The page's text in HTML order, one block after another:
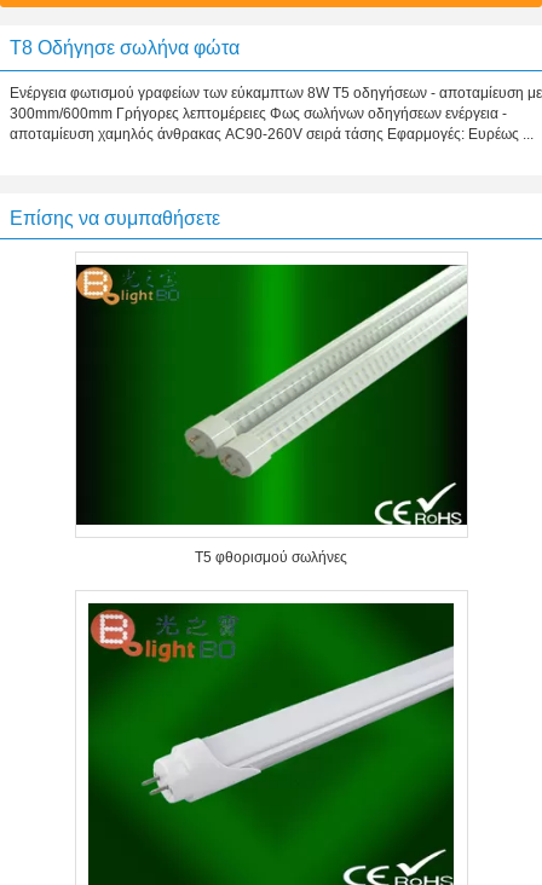
Τ8 Οδήγησε σωλήνα φώτα
Ενέργεια φωτισμού γραφείων των εύκαμπτων 8W T5 οδηγήσεων - αποταμίευση με
300mm/600mm Γρήγορες λεπτομέρειες Φως σωλήνων οδηγήσεων ενέργεια -
αποταμίευση χαμηλός άνθρακας AC90-260V σειρά τάσης Εφαρμογές: Ευρέως ...
Επίσης να συμπαθήσετε
Τ5 φθορισμού σωλήνες